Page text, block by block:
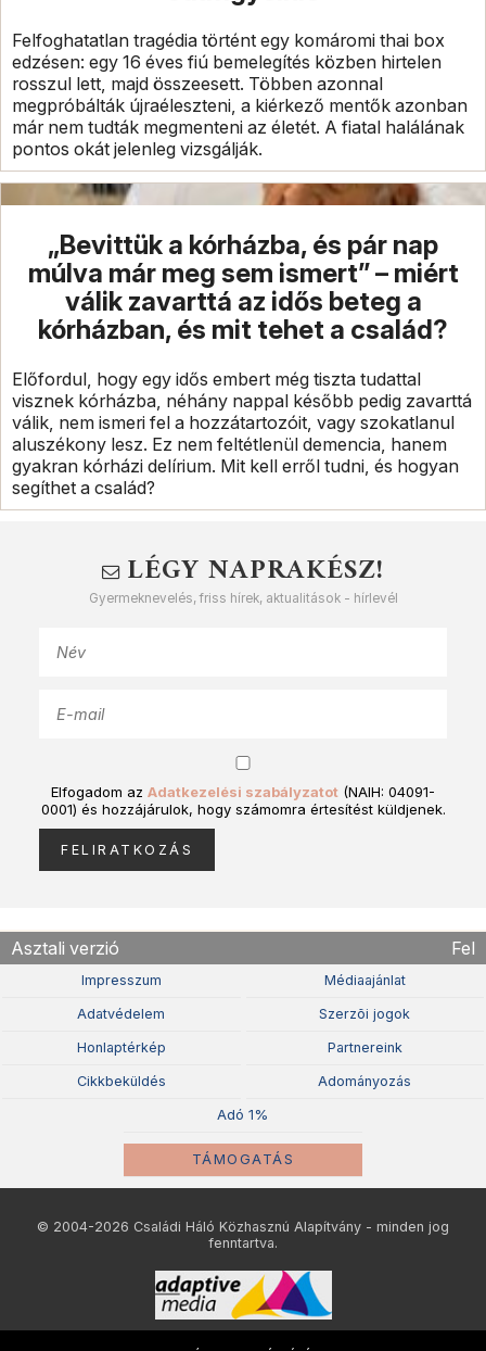
Felfoghatatlan tragédia történt egy komáromi thai box
edzésen: egy 16 éves fiú bemelegítés közben hirtelen
rosszul lett, majd összeesett. Többen azonnal
megpróbálták újraéleszteni, a kiérkező mentők azonban
már nem tudták megmenteni az életét. A fiatal halálának
pontos okát jelenleg vizsgálják.
„Bevittük a kórházba, és pár nap
múlva már meg sem ismert” – miért
válik zavarttá az idős beteg a
kórházban, és mit tehet a család?
Előfordul, hogy egy idős embert még tiszta tudattal
visznek kórházba, néhány nappal később pedig zavarttá
válik, nem ismeri fel a hozzátartozóit, vagy szokatlanul
aluszékony lesz. Ez nem feltétlenül demencia, hanem
gyakran kórházi delírium. Mit kell erről tudni, és hogyan
segíthet a család?
LÉGY NAPRAKÉSZ!
Gyermeknevelés, friss hírek, aktualitások - hírlevél
Elfogadom az Adatkezelési szabályzatot (NAIH: 04091-
0001) és hozzájárulok, hogy számomra értesítést küldjenek.
Asztali verzió Fel
Impresszum Médiaajánlat
Adatvédelem Szerzõi jogok
Honlaptérkép Partnereink
Cikkbeküldés Adományozás
Adó 1%
TÁMOGATÁS
© 2004-2026 Családi Háló Közhasznú Alapítvány - minden jog
fenntartva.